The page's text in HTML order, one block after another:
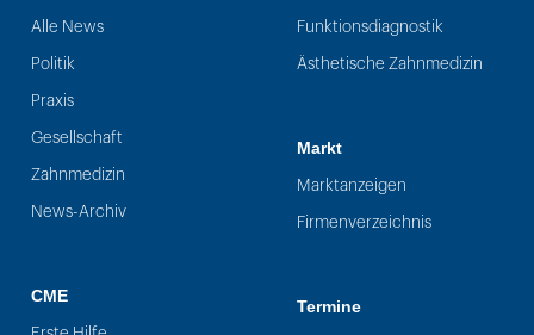
Alle News
Politik
Praxis
Gesellschaft
Zahnmedizin
News-Archiv
CME
Funktionsdiagnostik
Ästhetische Zahnmedizin
Markt
Marktanzeigen
Firmenverzeichnis
Termine